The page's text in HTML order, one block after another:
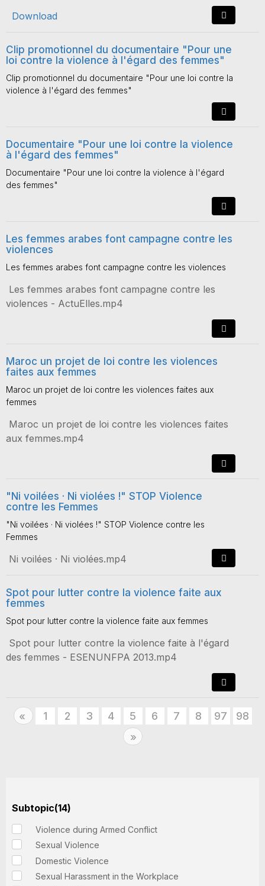
Download
Clip promotionnel du documentaire "Pour une
loi contre la violence à l'égard des femmes"
Clip promotionnel du documentaire "Pour une loi contre la
violence à l'égard des femmes"
Documentaire "Pour une loi contre la violence
à l'égard des femmes"
Documentaire "Pour une loi contre la violence à l'égard
des femmes"
Les femmes arabes font campagne contre les
violences
Les femmes arabes font campagne contre les violences
Les femmes arabes font campagne contre les
violences - ActuElles.mp4
Maroc un projet de loi contre les violences
faites aux femmes
Maroc un projet de loi contre les violences faites aux
femmes
Maroc un projet de loi contre les violences faites
aux femmes.mp4
"Ni voilées · Ni violées !" STOP Violence
contre les Femmes
"Ni voilées · Ni violées !" STOP Violence contre les
Femmes
Ni voilées · Ni violées.mp4
Spot pour lutter contre la violence faite aux
femmes
Spot pour lutter contre la violence faite aux femmes
Spot pour lutter contre la violence faite à l'égard
des femmes - ESENUNFPA 2013.mp4
« Previous
1 2 3 4 5 6 7 8 97
98
» Next
Subtopic(14)
Violence during Armed Conflict
Sexual Violence
Domestic Violence
Sexual Harassment in the Workplace